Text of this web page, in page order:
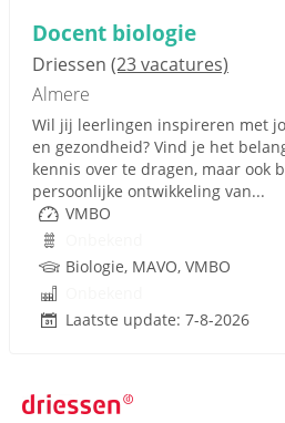
Docent biologie
Driessen (23 vacatures)
Almere
Wil jij leerlingen inspireren met
en gezondheid? Vind je het
kennis over te dragen, maar ook
persoonlijke ontwikkeling van...
VMBO
Biologie, MAVO, VMBO
Laatste update: 7-8-2026